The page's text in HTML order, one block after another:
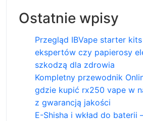
Ostatnie wpisy
Przegląd IBVape starter
ekspertów czy papierosy
szkodzą dla zdrowia
Kompletny przewodnik
gdzie kupić rx250 vape w
z gwarancją jakości
E-Shisha i wkład do baterii